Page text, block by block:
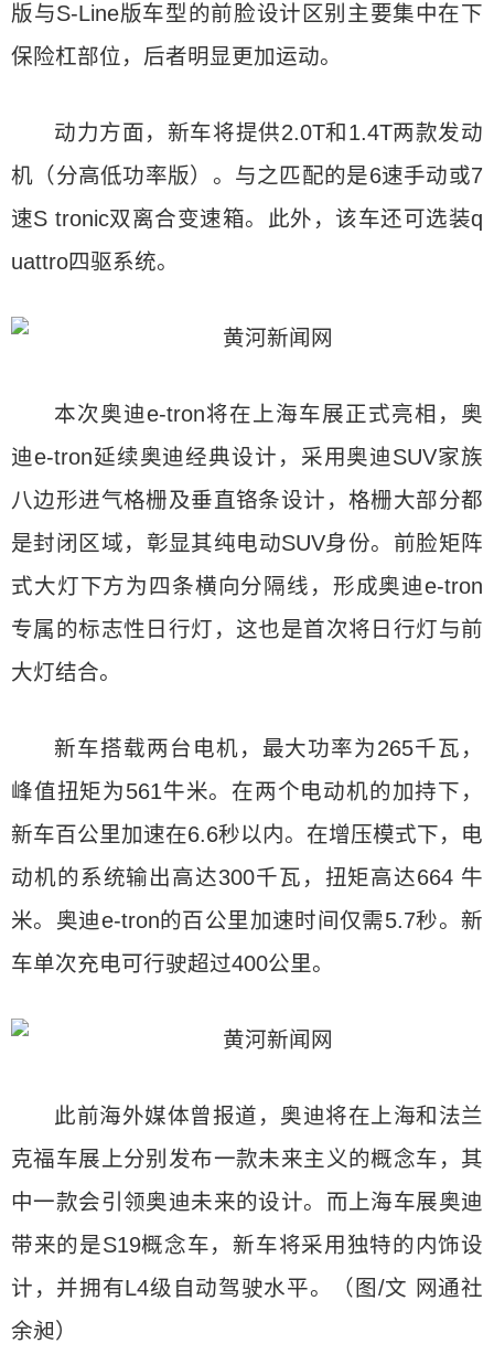
版与S-Line版车型的前脸设计区别主要集中在下
保险杠部位，后者明显更加运动。
动力方面，新车将提供2.0T和1.4T两款发动
机（分高低功率版）。与之匹配的是6速手动或7
速S tronic双离合变速箱。此外，该车还可选装q
uattro四驱系统。
本次奥迪e-tron将在上海车展正式亮相，奥
迪e-tron延续奥迪经典设计，采用奥迪SUV家族
八边形进气格栅及垂直铬条设计，格栅大部分都
是封闭区域，彰显其纯电动SUV身份。前脸矩阵
式大灯下方为四条横向分隔线，形成奥迪e-tron
专属的标志性日行灯，这也是首次将日行灯与前
大灯结合。
新车搭载两台电机，最大功率为265千瓦，
峰值扭矩为561牛米。在两个电动机的加持下，
新车百公里加速在6.6秒以内。在增压模式下，电
动机的系统输出高达300千瓦，扭矩高达664 牛
米。奥迪e-tron的百公里加速时间仅需5.7秒。新
车单次充电可行驶超过400公里。
此前海外媒体曾报道，奥迪将在上海和法兰
克福车展上分别发布一款未来主义的概念车，其
中一款会引领奥迪未来的设计。而上海车展奥迪
带来的是S19概念车，新车将采用独特的内饰设
计，并拥有L4级自动驾驶水平。（图/文 网通社
余昶）